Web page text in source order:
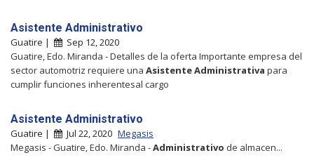
Asistente Administrativo
Guatire |
Sep 12, 2020
Guatire, Edo. Miranda - Detalles de la oferta Importante empresa del
sector automotriz requiere una AsistenteAdministrativa para
cumplir funciones inherentesal cargo
Asistente Administrativo
Guatire | Jul 22, 2020 Megasis
Megasis - Guatire, Edo. Miranda -Administrativo de almacen...